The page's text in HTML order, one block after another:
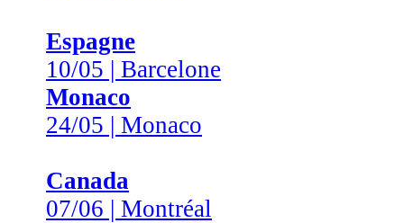
Espagne
10/05 | Barcelone
Monaco
24/05 | Monaco
Canada
07/06 | Montréal